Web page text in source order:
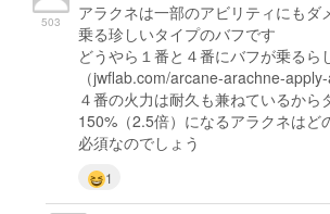
503
アラクネは一部のアビリティにもダ
乗る珍しいタイプのバフです
どうやら１番と４番にバフが乗るら
（jwflab.com/arcane-arachne-apply-
４番の火力は耐久も兼ねているから
150%（2.5倍）になるアラクネはど
必須なのでしょう
1